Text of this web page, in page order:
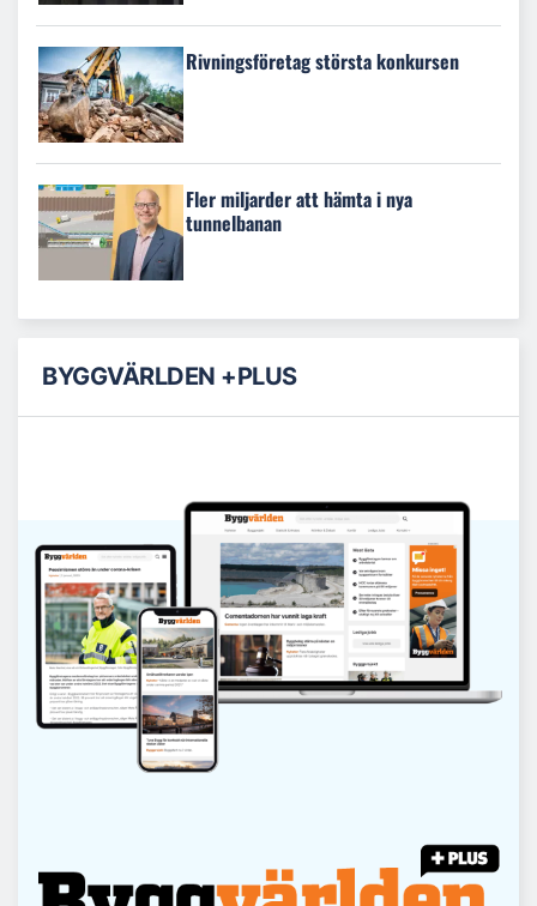
Rivningsföretag största konkursen
Fler miljarder att hämta i nya
tunnelbanan
BYGGVÄRLDEN +PLUS